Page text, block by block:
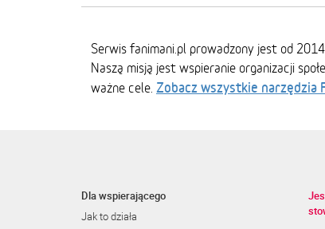
Serwis fanimani.pl prowadzony jest od
Naszą misją jest wspieranie organizacji
ważne cele. Zobacz wszystkie narzędzia
Dla wspierającego
Jak to działa